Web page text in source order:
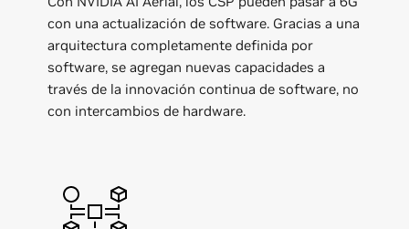
con una actualización de software. Gracias a una
arquitectura completamente definida por
software, se agregan nuevas capacidades a
través de la innovación continua de software, no
con intercambios de hardware.